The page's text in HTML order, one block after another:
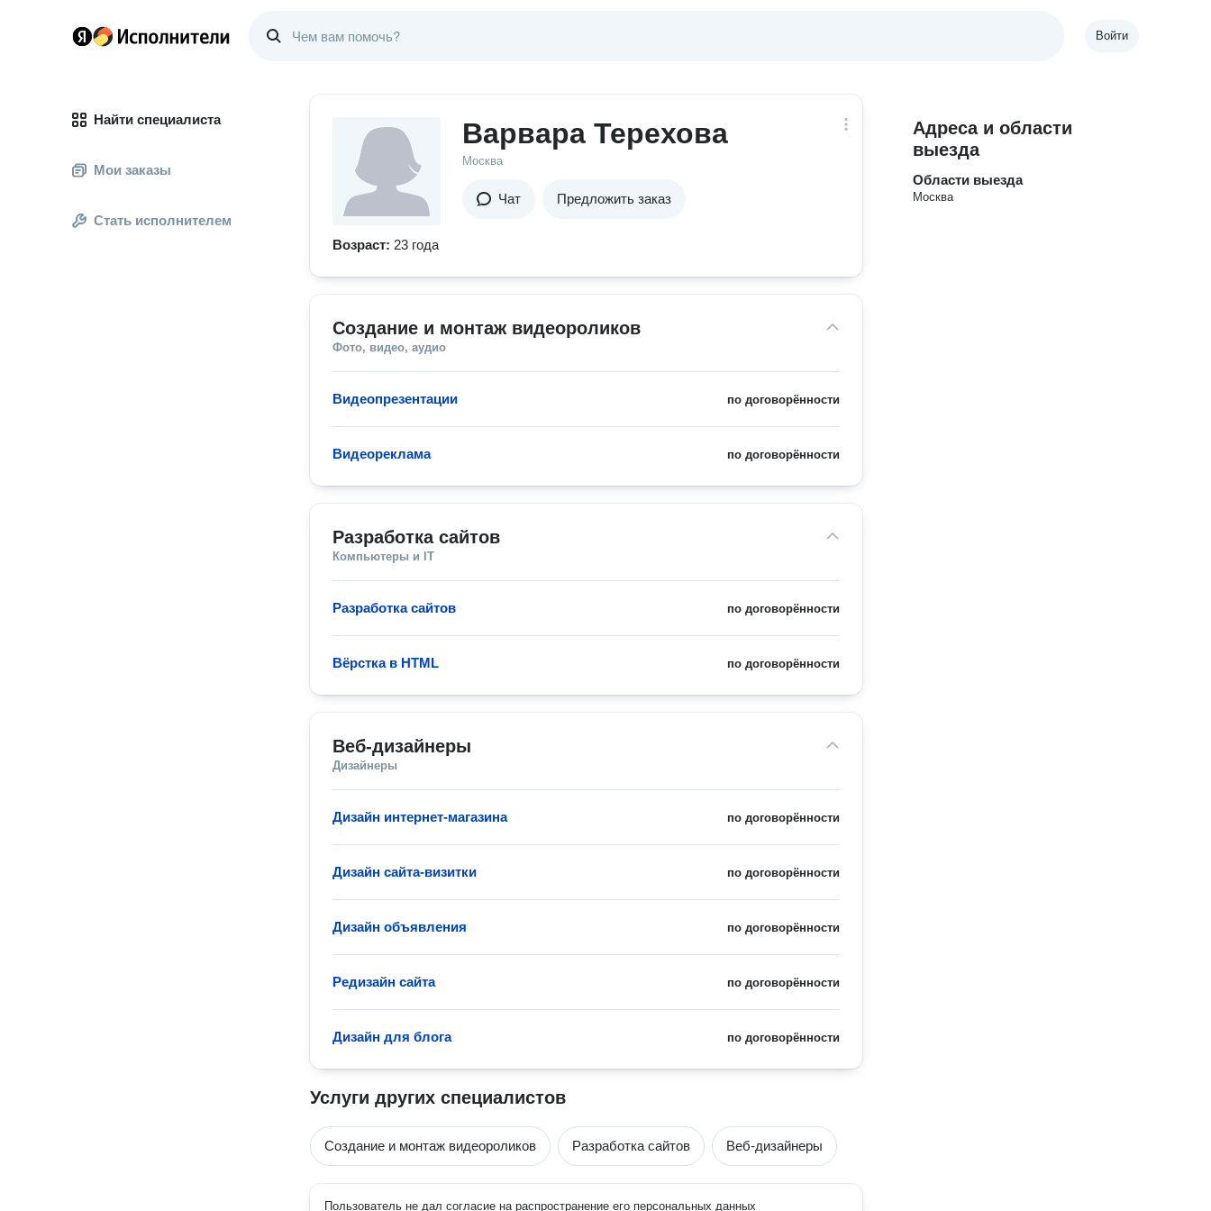
Войти
Найти специалиста
Мои заказы
Стать исполнителем
Варвара Терехова
Москва
Чат Предложить заказ
Возраст: 23 года
Создание и монтаж видеороликов
Фото, видео, аудио
по договорённости
Видеопрезентации
по договорённости
Видеореклама
Разработка сайтов
Компьютеры и IT
по договорённости
Разработка сайтов
по договорённости
Вёрстка в HTML
Веб-дизайнеры
Дизайнеры
по договорённости
Дизайн интернет-магазина
по договорённости
Дизайн сайта-визитки
по договорённости
Дизайн объявления
по договорённости
Редизайн сайта
по договорённости
Дизайн для блога
Услуги других специалистов
Создание и монтаж видеороликов Разработка сайтов Веб-дизайнеры
Пользователь не дал согласие на распространение его персональных данных
Адреса и области
выезда
Области выезда
Москва